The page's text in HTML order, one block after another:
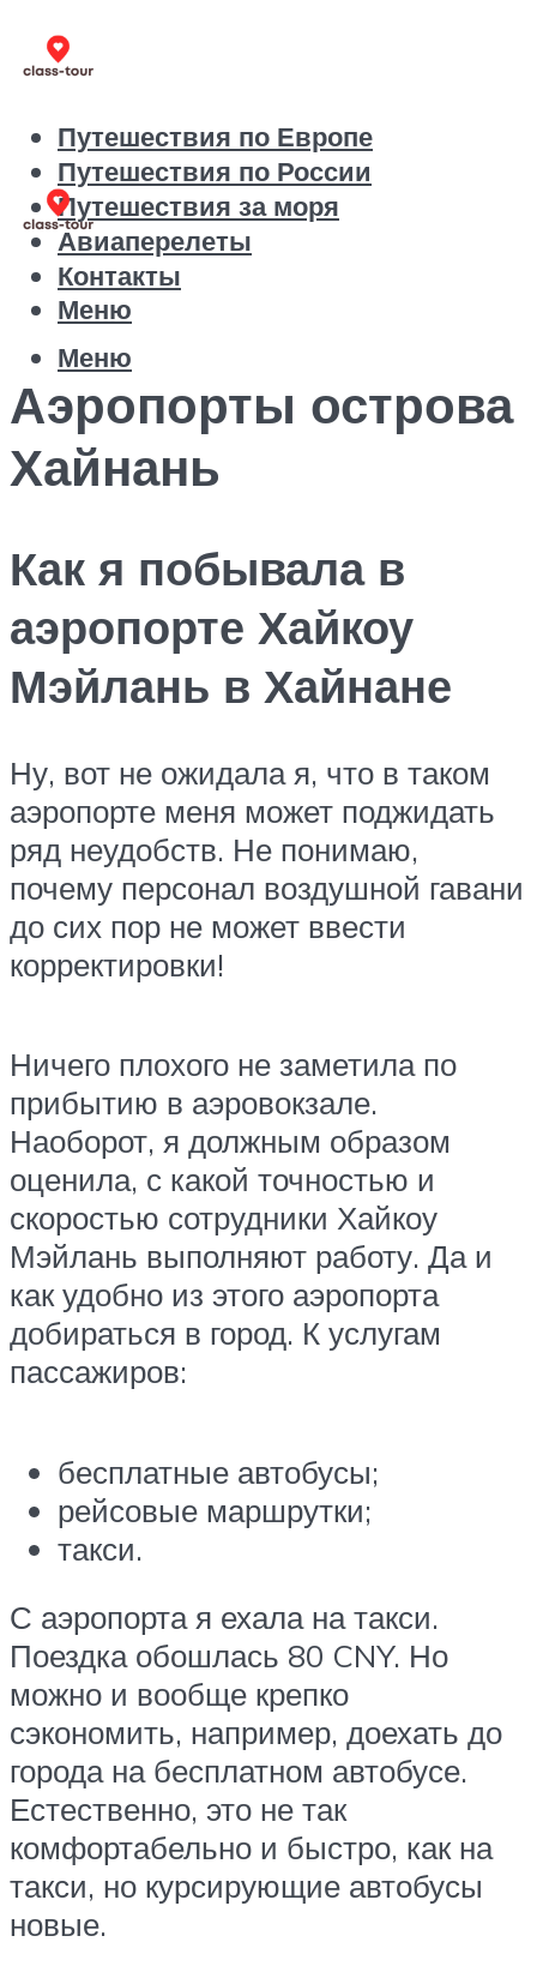
Путешествия по Европе
Путешествия по России
Путешествия за моря
Авиаперелеты
Контакты
Меню
Меню
Аэропорты острова
Хайнань
Как я побывала в
аэропорте Хайкоу
Мэйлань в Хайнане
Ну, вот не ожидала я, что в таком
аэропорте меня может поджидать
ряд неудобств. Не понимаю,
почему персонал воздушной гавани
до сих пор не может ввести
корректировки!
Ничего плохого не заметила по
прибытию в аэровокзале.
Наоборот, я должным образом
оценила, с какой точностью и
скоростью сотрудники Хайкоу
Мэйлань выполняют работу. Да и
как удобно из этого аэропорта
добираться в город. К услугам
пассажиров:
бесплатные автобусы;
рейсовые маршрутки;
такси.
С аэропорта я ехала на такси.
Поездка обошлась 80 CNY. Но
можно и вообще крепко
сэкономить, например, доехать до
города на бесплатном автобусе.
Естественно, это не так
комфортабельно и быстро, как на
такси, но курсирующие автобусы
новые.